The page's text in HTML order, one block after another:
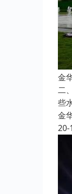
金
二
些
金
20-